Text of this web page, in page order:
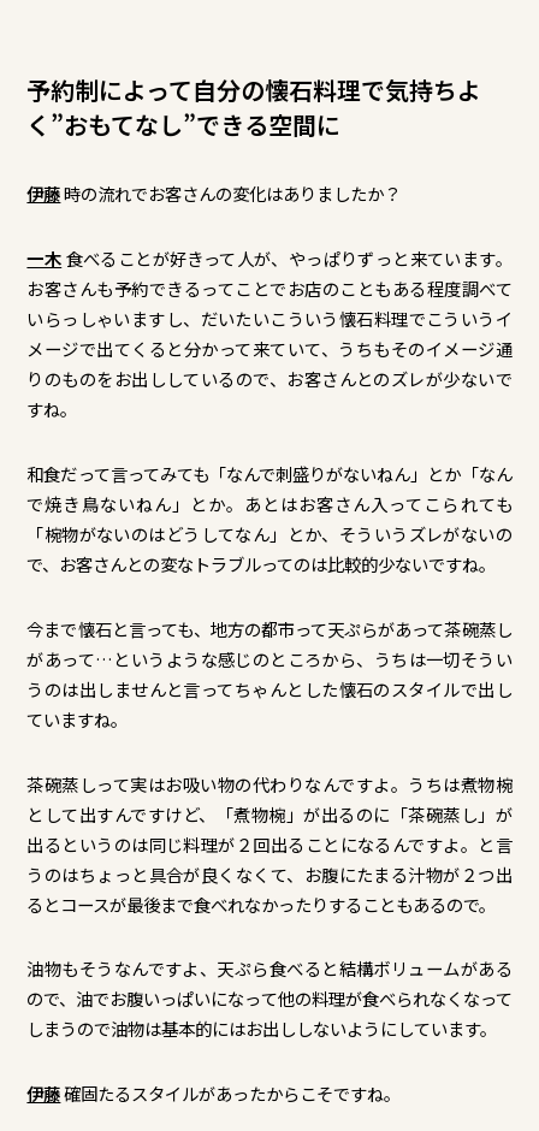
予約制によって自分の懐石料理で気持ちよ
く”おもてなし”できる空間に
伊藤時の流れでお客さんの変化はありましたか？
一木食べることが好きって人が、やっぱりずっと来ています。
お客さんも予約できるってことでお店のこともある程度調べて
いらっしゃいますし、だいたいこういう懐石料理でこういうイ
メージで出てくると分かって来ていて、うちもそのイメージ通
りのものをお出ししているので、お客さんとのズレが少ないで
すね。
和食だって言ってみても「なんで刺盛りがないねん」とか「なん
で焼き鳥ないねん」とか。あとはお客さん入ってこられても
「椀物がないのはどうしてなん」とか、そういうズレがないの
で、お客さんとの変なトラブルってのは比較的少ないですね。
今まで懐石と言っても、地方の都市って天ぷらがあって茶碗蒸し
があって…というような感じのところから、うちは一切そうい
うのは出しませんと言ってちゃんとした懐石のスタイルで出し
ていますね。
茶碗蒸しって実はお吸い物の代わりなんですよ。うちは煮物椀
として出すんですけど、「煮物椀」が出るのに「茶碗蒸し」が
出るというのは同じ料理が２回出ることになるんですよ。と言
うのはちょっと具合が良くなくて、お腹にたまる汁物が２つ出
るとコースが最後まで食べれなかったりすることもあるので。
油物もそうなんですよ、天ぷら食べると結構ボリュームがある
ので、油でお腹いっぱいになって他の料理が食べられなくなって
しまうので油物は基本的にはお出ししないようにしています。
伊藤確固たるスタイルがあったからこそですね。